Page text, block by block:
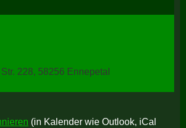
228, 58256 Ennepetal
(in Kalender wie Outlook, iCal